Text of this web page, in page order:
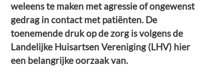
weleens te maken met agressie of ongewenst
gedrag in contact met patiënten. De
toenemende druk op de zorg is volgens de
Landelijke Huisartsen Vereniging (LHV) hier
een belangrijke oorzaak van.